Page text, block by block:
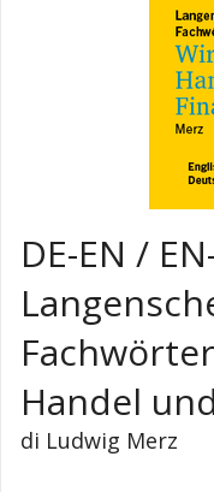
DE-EN /
Handel
di Ludwig Merz